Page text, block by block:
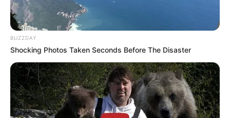
BUZZDAY
Shocking Photos Taken Seconds Before The Disaster